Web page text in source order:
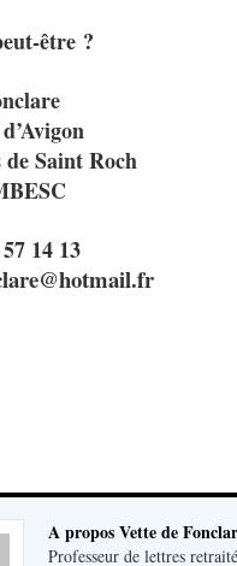
être ?
Saint Roch
14 13
A propos Vette de
Professeur de lettres